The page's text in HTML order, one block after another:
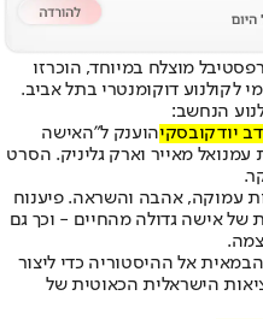
פסטיבל מוצלח במיוחד, הוכרזו
לקולנוע דוקומנטרי בתל אביב.
הנחשב:
יודקובסקיהוענק ל"האישה
מאייר וארק גליניק. הסרט
עמוקה, אהבה והשראה. פיענוח
אישה גדולה מהחיים - וכך גם
אל ההיסטוריה כדי ליצור
הישראלית הכאוטית של